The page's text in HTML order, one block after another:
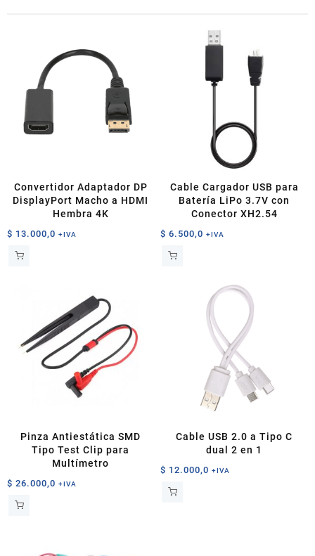
Convertidor Adaptador DP
DisplayPort Macho a HDMI
Hembra 4K
$ 13.000,0 +IVA
Cable Cargador USB para
Batería LiPo 3.7V con
Conector XH2.54
$ 6.500,0 +IVA
Pinza Antiestática SMD
Tipo Test Clip para
Multímetro
$ 26.000,0 +IVA
Cable USB 2.0 a Tipo C
dual 2 en 1
$ 12.000,0 +IVA